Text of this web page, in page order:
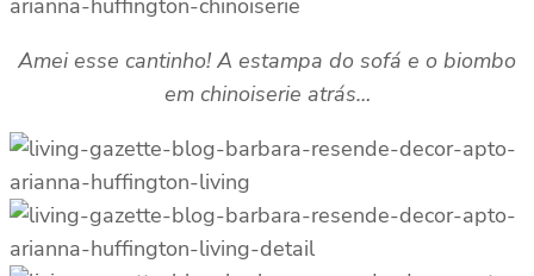
Amei esse cantinho! A estampa do sofá e o biombo
em chinoiserie atrás…